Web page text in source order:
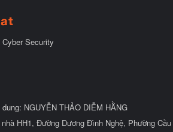
Security
NGUYỄN THẢO DIỄM HẰNG
HH1, Đường Dương Đình Nghệ, Phường